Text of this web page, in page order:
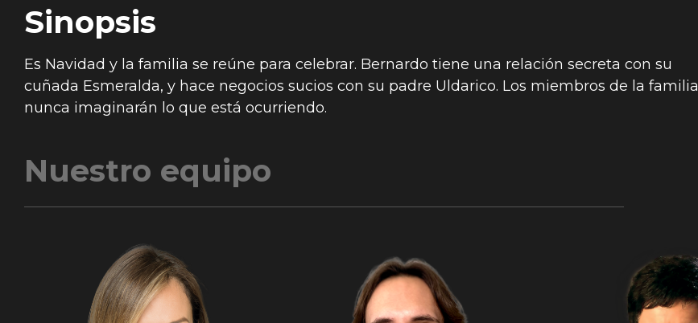
Sinopsis
Es Navidad y la familia se reúne para celebrar. Bernardo tiene una relación secreta con su
cuñada Esmeralda, y hace negocios sucios con su padre Uldarico. Los miembros de la familia
nunca imaginarán lo que está ocurriendo.
Nuestro equipo